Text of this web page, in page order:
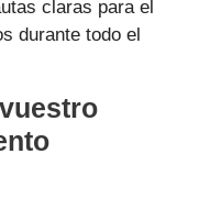
claras para el
durante todo el